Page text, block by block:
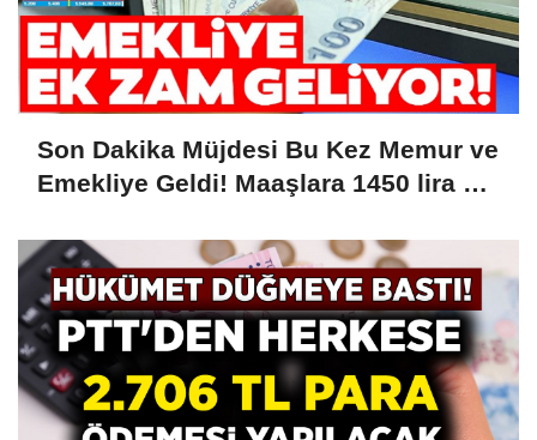
Son Dakika Müjdesi Bu Kez Memur ve
Emekliye Geldi! Maaşlara 1450 lira Ek